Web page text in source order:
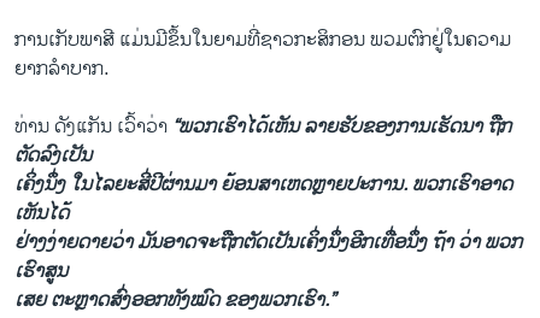
ການເກັບພາສີ ແມ່ນມີຂຶ້ນໃນຍາມທີ່ຊາວກະສິກອນ ພວມຕົກຢູ່ໃນຄວາມ
ຍາກລຳບາກ.
ທ່ານ ດັງແກັນ ເວົ້າວ່າ “ພວກເຮົາໄດ້ເຫັນ ລາຍຮັບຂອງການເຮັດນາ ຖືກ
ຕັດລົງເປັນ
ເຄິ່ງນຶ່ງ ໃນໄລຍະສີ່ປີຜ່ານມາ ຍ້ອນສາເຫດຫຼາຍປະການ. ພວກເຮົາອາດ
ເຫັນໄດ້
ຢ່າງງ່າຍດາຍວ່າ ມັນອາດຈະຖືກຕັດເປັນເຄິ່ງນຶ່ງອີກເທື່ອນຶ່ງ ຖ້າ ວ່າ ພວກ
ເຮົາສູນ
ເສຍ ຕະຫຼາດສົ່ງອອກທັງໝົດ ຂອງພວກເຮົາ.”